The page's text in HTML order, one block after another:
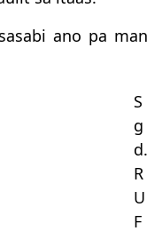
ano pa man
S
g
d.
R
U
F